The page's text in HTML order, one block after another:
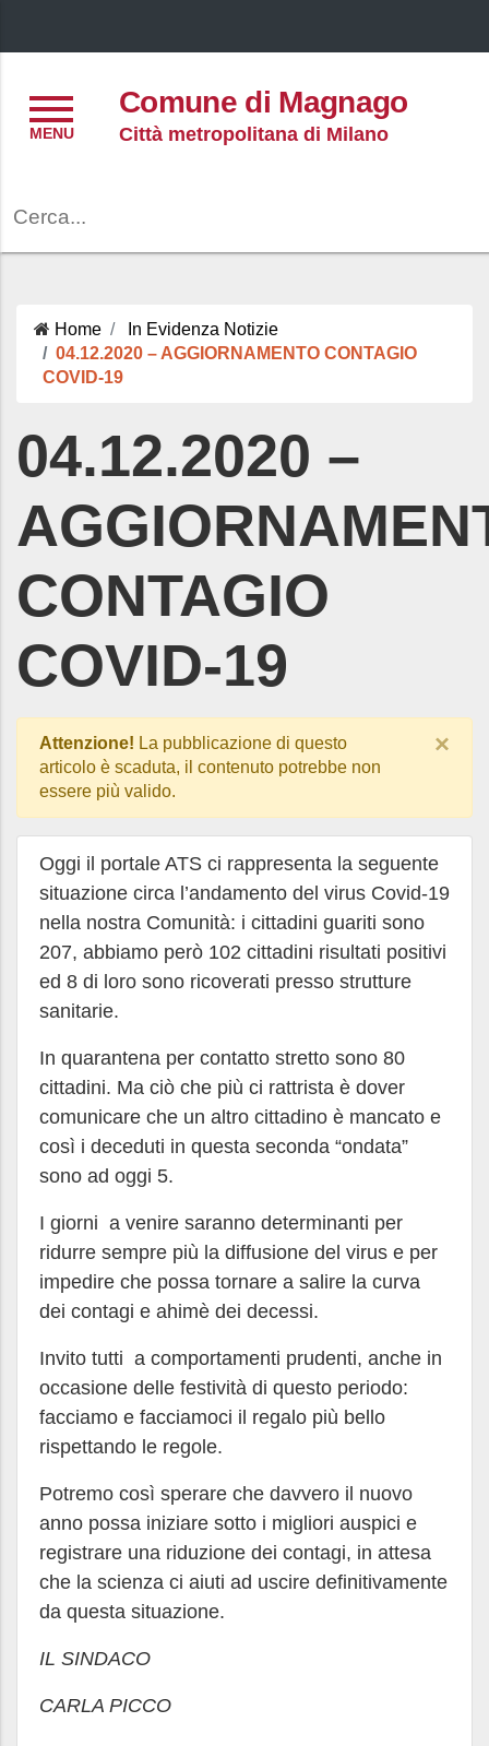
Comune di Magnago
Città metropolitana di Milano
Home In Evidenza Notizie
04.12.2020 – AGGIORNAMENTO CONTAGIO
COVID-19
04.12.2020 –
CONTAGIO
COVID-19
Attenzione! La pubblicazione di questo
articolo è scaduta, il contenuto potrebbe non
essere più valido.
×
Oggi il portale ATS ci rappresenta la seguente
situazione circa l’andamento del virus Covid-19
nella nostra Comunità: i cittadini guariti sono
207, abbiamo però 102 cittadini risultati positivi
ed 8 di loro sono ricoverati presso strutture
sanitarie.
In quarantena per contatto stretto sono 80
cittadini. Ma ciò che più ci rattrista è dover
comunicare che un altro cittadino è mancato e
così i deceduti in questa seconda “ondata”
sono ad oggi 5.
I giorni a venire saranno determinanti per
ridurre sempre più la diffusione del virus e per
impedire che possa tornare a salire la curva
dei contagi e ahimè dei decessi.
Invito tutti a comportamenti prudenti, anche in
occasione delle festività di questo periodo:
facciamo e facciamoci il regalo più bello
rispettando le regole.
Potremo così sperare che davvero il nuovo
anno possa iniziare sotto i migliori auspici e
registrare una riduzione dei contagi, in attesa
che la scienza ci aiuti ad uscire definitivamente
da questa situazione.
IL SINDACO
CARLA PICCO